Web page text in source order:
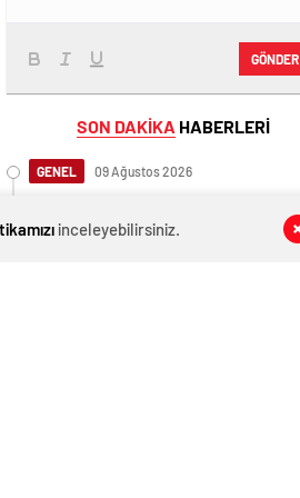
GÖNDER
SON DAKİKA HABERLERİ
GENEL 09 Ağustos 2026
yaşama hakkı tanıdı
inceleyebilirsiniz.